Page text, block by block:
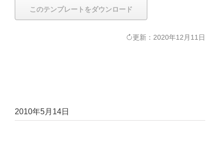
このテンプレートをダウンロード
更新：2020年12月11日
2010年5月14日